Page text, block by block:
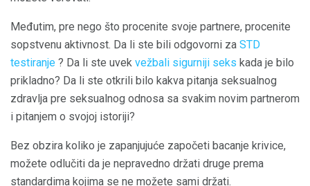
Međutim, pre nego što procenite svoje partnere, procenite
sopstvenu aktivnost. Da li ste bili odgovorni za STD
testiranje ? Da li ste uvek vežbali sigurniji seks kada je bilo
prikladno? Da li ste otkrili bilo kakva pitanja seksualnog
zdravlja pre seksualnog odnosa sa svakim novim partnerom
i pitanjem o svojoj istoriji?
Bez obzira koliko je zapanjujuće započeti bacanje krivice,
možete odlučiti da je nepravedno držati druge prema
standardima kojima se ne možete sami držati.